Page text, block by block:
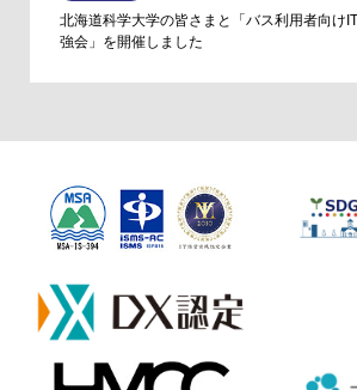
北海道科学大学の皆さまと「バス利用者向け
強会」を開催しました